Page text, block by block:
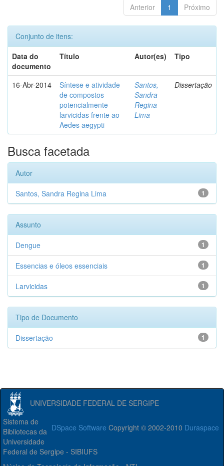
Anterior 1 Próximo
Conjunto de itens:
Data do
documento
Título Autor(es) Tipo
16-Abr-2014
Síntese e atividade
de compostos
potencialmente
larvicidas frente ao
Aedes aegypti
Santos,
Sandra
Regina
Lima
Dissertação
Busca facetada
Autor
1
Santos, Sandra Regina Lima
Assunto
1
Dengue
1
Essencias e óleos essenciais
1
Larvicidas
Tipo de Documento
1
Dissertação
UNIVERSIDADE FEDERAL DE SERGIPE
DSpace Software Copyright © 2002-2010 Duraspace
Sistema de
Bibliotecas da
Universidade
Federal de Sergipe - SIBIUFS